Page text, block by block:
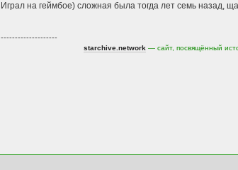
Играл на геймбое) сложная была тогда лет семь назад,
--------------------
starchive.network — сайт, посвящённый